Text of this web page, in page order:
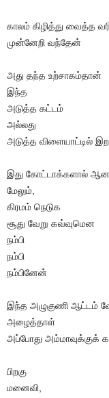
காலம் கிழித்து வைத்த
முன்னேறி வந்தேன்
அது தந்த உற்சாகம்தான்
இந்த
அடுத்த கட்டம்
அல்லது
அடுத்த விளையாட்டில்
இது கோட்டாக்களால்
மேலும்,
கிரமம் நெடுக
சூது வேறு கவ்வுமென
நம்பி
நம்பி
நம்பினேன்
இந்த அழுகுணி ஆட்டம்
அழைத்தாள்
அப்போது அம்மாவுக்குக்
பிறகு
மனைவி,